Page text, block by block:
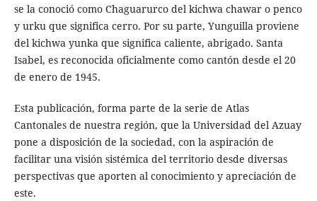
se la conoció como Chaguarurco del kichwa chawar o penco
y urku que significa cerro. Por su parte, Yunguilla proviene
del kichwa yunka que significa caliente, abrigado. Santa
Isabel, es reconocida oficialmente como cantón desde el 20
de enero de 1945.
Esta publicación, forma parte de la serie de Atlas
Cantonales de nuestra región, que la Universidad del Azuay
pone a disposición de la sociedad, con la aspiración de
facilitar una visión sistémica del territorio desde diversas
perspectivas que aporten al conocimiento y apreciación de
este.